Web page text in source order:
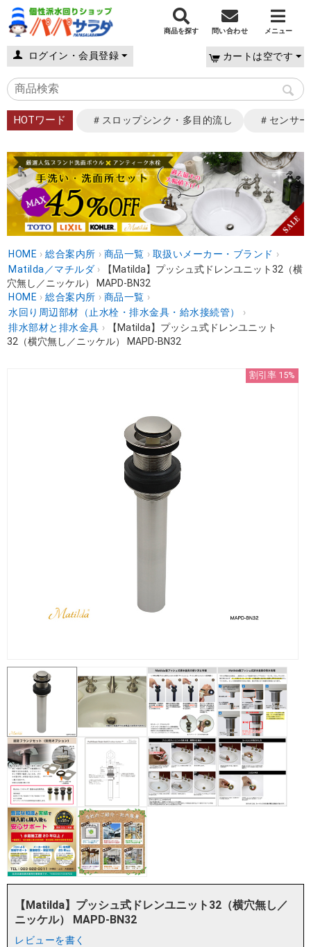
商品を探す 問い合わせ メニュー
ログイン・会員登録 カートは空です
HOTワード ＃スロップシンク・多目的流し ＃センサ
HOME › 総合案内所 › 商品一覧 › 取扱いメーカー・ブランド ›
Matilda／マチルダ ›
【Matilda】プッシュ式ドレンユニット32（横
穴無し／ニッケル） MAPD-BN32
HOME › 総合案内所 › 商品一覧 ›
水回り周辺部材（止水栓・排水金具・給水接続管）
›
排水部材と排水金具 ›
【Matilda】プッシュ式ドレンユニット
32（横穴無し／ニッケル） MAPD-BN32
割引率 15%
【Matilda】プッシュ式ドレンユニット32（横穴無し／
ニッケル） MAPD-BN32
レビューを書く